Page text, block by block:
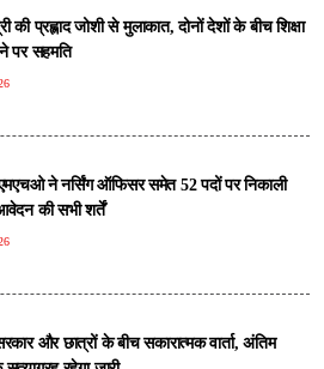
की प्रह्लाद जोशी से मुलाकात, दोनों देशों के बीच शिक्षा
पर सहमति
ने नर्सिंग ऑफिसर समेत 52 पदों पर निकाली
की सभी शर्तें
और छात्रों के बीच सकारात्मक वार्ता, अंतिम